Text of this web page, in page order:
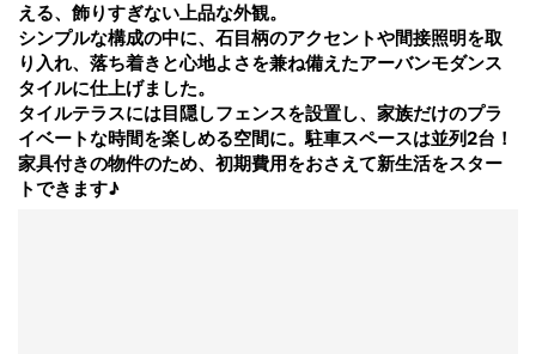
える、飾りすぎない上品な外観。
シンプルな構成の中に、石目柄のアクセントや間接照明を取
り入れ、落ち着きと心地よさを兼ね備えたアーバンモダンス
タイルに仕上げました。
タイルテラスには目隠しフェンスを設置し、家族だけのプラ
イベートな時間を楽しめる空間に。駐車スペースは並列2台！
家具付きの物件のため、初期費用をおさえて新生活をスター
トできます♪